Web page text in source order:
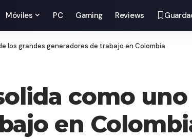
Móviles PC Gaming Reviews
los grandes generadores de trabajo en Colombia
como
en